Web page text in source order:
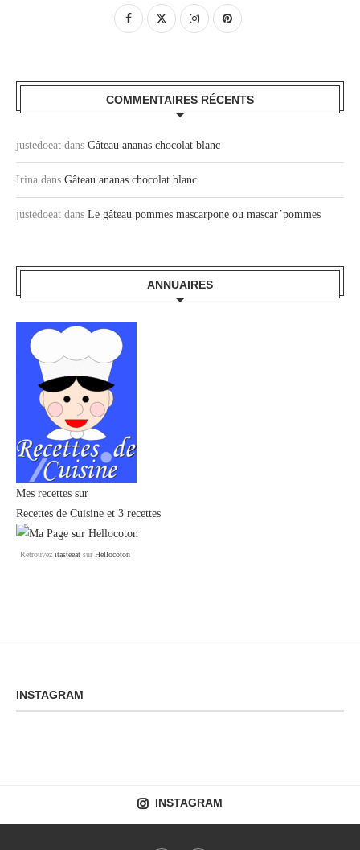
COMMENTAIRES RÉCENTS
justedoeat dans Gâteau ananas chocolat blanc
Irina dans Gâteau ananas chocolat blanc
justedoeat dans Le gâteau pommes mascarpone ou mascar’pommes
ANNUAIRES
Mes recettes sur
Recettes de Cuisine et 3 recettes
Retrouvez itasteeat surHellocoton
INSTAGRAM
INSTAGRAM